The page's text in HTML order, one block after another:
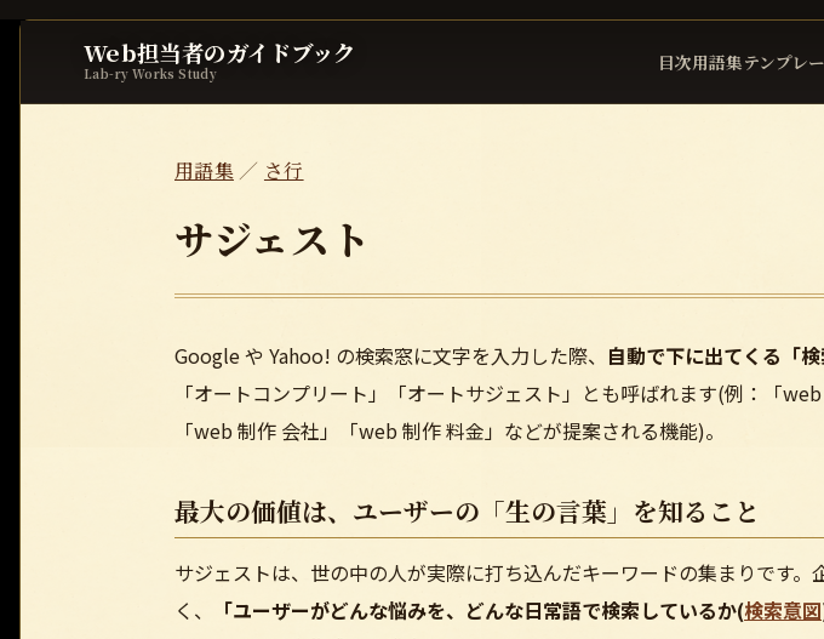
Web担当者のガイドブック
Lab-ry Works Study
目次用語集テンプレ
用語集／ さ行
サジェスト
Google や Yahoo! の検索窓に文字を入力した際、 自動で下に出てくる「検
「オートコンプリート」「オートサジェスト」とも呼ばれます(例：「web
「web 制作 会社」「web 制作 料金」などが提案される機能)。
最大の価値は、ユーザーの「生の言葉」を知ること
サジェストは、世の中の人が実際に打ち込んだキーワードの集まりです。
く、
「ユーザーがどんな悩みを、どんな日常語で検索しているか(検索意図